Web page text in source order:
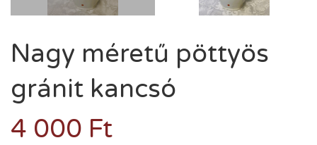
Nagy méretű pöttyös
gránit kancsó
4 000 Ft